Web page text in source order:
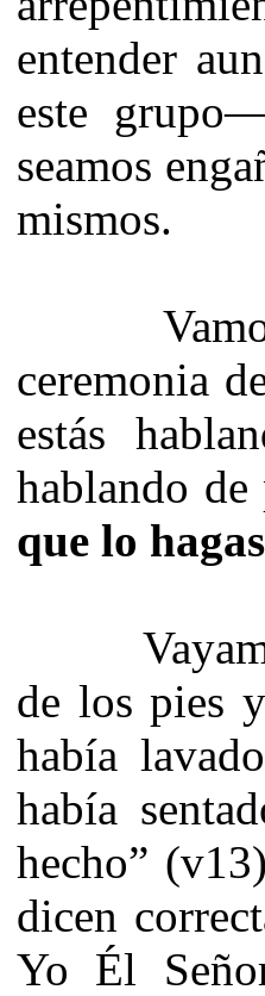
entender
este
seamos
mismos.
Vamos a
ceremonia
estás
hablando
que lo
Vayamos
de los pies
había
había
hecho”
dicen
Yo Él